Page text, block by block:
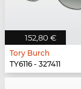
152,80 €
Tory Burch
TY6116 - 327411